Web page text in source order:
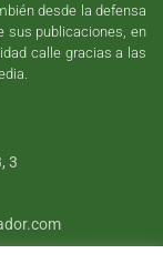
desde la defensa
sus publicaciones, en
calle gracias a las
3